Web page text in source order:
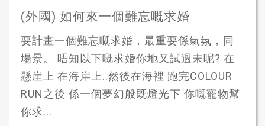
(外國) 如何來一個難忘嘅求婚
要計畫一個難忘嘅求婚，最重要係氣氛，同
場景。 唔知以下嘅求婚你地又試過未呢? 在
懸崖上 在海岸上..然後在海裡 跑完COLOUR
RUN之後 係一個夢幻般既燈光下 你嘅寵物幫
你求...